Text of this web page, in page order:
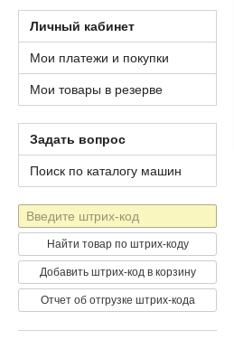
Личный кабинет
Мои платежи и покупки
Мои товары в резерве
Задать вопрос
Поиск по каталогу машин
Штрих-
код
Найти товар по штрих-коду
Добавить штрих-код в корзину
Отчет об отгрузке штрих-кода